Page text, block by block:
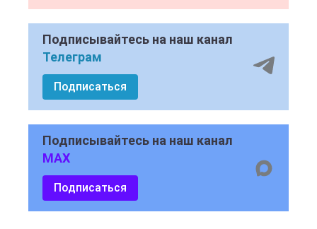
Подписывайтесь на наш канал
Телеграм
Подписаться
Подписывайтесь на наш канал
MAX
Подписаться